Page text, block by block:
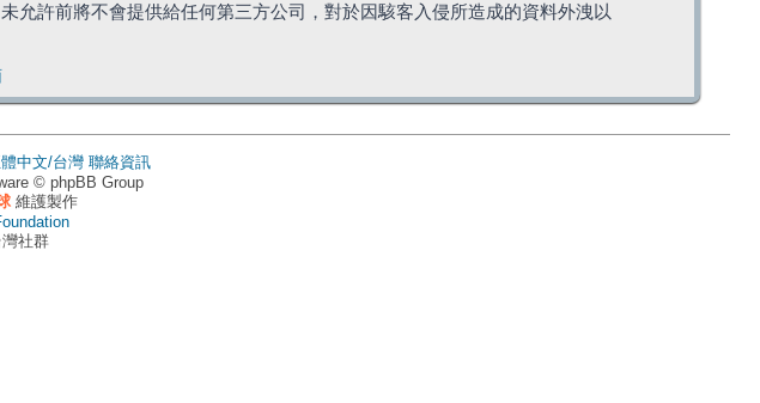
允許前將不會提供給任何第三方公司，對於因駭客入侵所造成的資料外洩以
中文/台灣 聯絡資訊
© phpBB Group
維護製作
社群